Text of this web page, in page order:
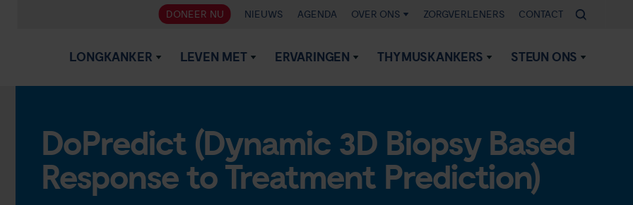
DONEER NU NIEUWS AGENDA OVER ONS ZORGVERLENERS CONTACT
LONGKANKER LEVEN MET ERVARINGEN THYMUSKANKERS STEUN ONS
DoPredict (Dynamic 3D Biopsy Based
Response to Treatment Prediction)